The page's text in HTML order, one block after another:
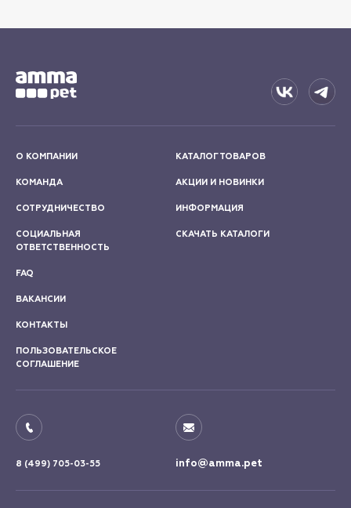
О КОМПАНИИ
КОМАНДА
СОТРУДНИЧЕСТВО
СОЦИАЛЬНАЯ
ОТВЕТСТВЕННОСТЬ
КАТАЛОГ ТОВАРОВ
АКЦИИ И НОВИНКИ
ИНФОРМАЦИЯ
СКАЧАТЬ КАТАЛОГИ
FAQ
ВАКАНСИИ
КОНТАКТЫ
ПОЛЬЗОВАТЕЛЬСКОЕ
СОГЛАШЕНИЕ
8 (499) 705-03-55 info@amma.pet